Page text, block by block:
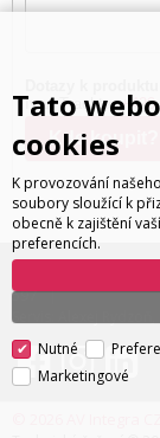
Ivan Trachta,+420
Kde koupit?
597
Servis: Alexej Rydzoň,
Tato
cookies
K provozování
soubory sloužící k
obecně k zajištění
preferencích.
Nutné
Marketingové